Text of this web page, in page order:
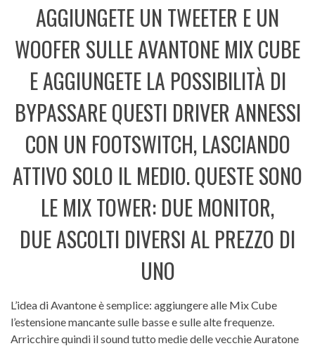
AGGIUNGETE UN TWEETER E UN
WOOFER SULLE AVANTONE MIX CUBE
E AGGIUNGETE LA POSSIBILITÀ DI
BYPASSARE QUESTI DRIVER ANNESSI
CON UN FOOTSWITCH, LASCIANDO
ATTIVO SOLO IL MEDIO. QUESTE SONO
LE MIX TOWER: DUE MONITOR,
DUE ASCOLTI DIVERSI AL PREZZO DI
UNO
L’idea di Avantone è semplice: aggiungere alle Mix Cube
l’estensione mancante sulle basse e sulle alte frequenze.
Arricchire quindi il sound tutto medie delle vecchie Auratone